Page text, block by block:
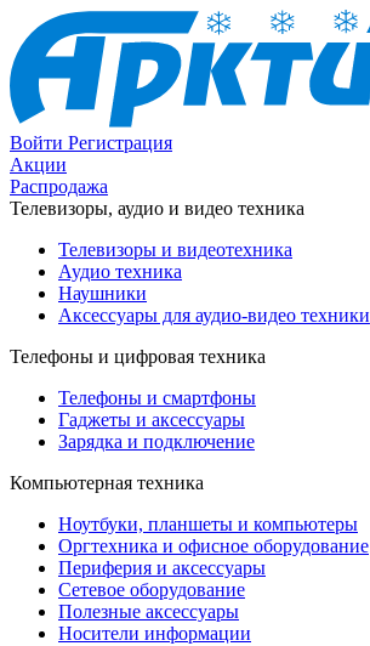
Войти Регистрация
Акции
Распродажа
Телевизоры, аудио и видео техника
Телевизоры и видеотехника
Аудио техника
Наушники
Аксессуары для аудио-видео техники
Телефоны и цифровая техника
Телефоны и смартфоны
Гаджеты и аксессуары
Зарядка и подключение
Компьютерная техника
Ноутбуки, планшеты и компьютеры
Оргтехника и офисное оборудование
Периферия и аксессуары
Cетевое оборудование
Полезные аксессуары
Носители информации